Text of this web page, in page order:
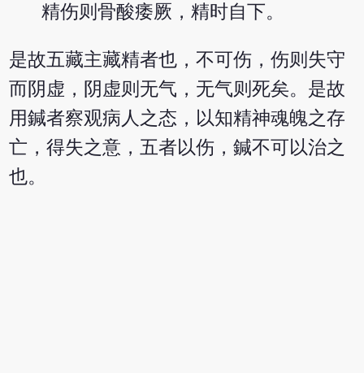
精伤则骨酸痿厥，精时自下。
是故五藏主藏精者也，不可伤，伤则失守
而阴虚，阴虚则无气，无气则死矣。是故
用鍼者察观病人之态，以知精神魂魄之存
亡，得失之意，五者以伤，鍼不可以治之
也。